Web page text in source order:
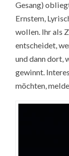
Gesang)
Ernstem,
wollen. Ihr als
entscheidet,
und dann dort,
gewinnt.
möchten,